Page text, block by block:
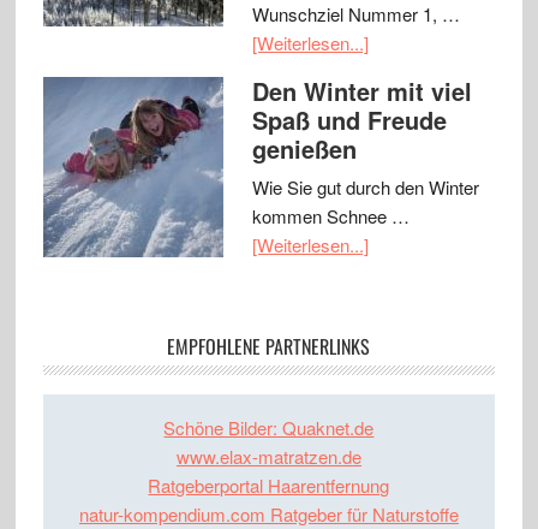
Wunschziel Nummer 1, …
[Weiterlesen...]
Den Winter mit viel
Spaß und Freude
genießen
Wie Sie gut durch den Winter
kommen Schnee …
[Weiterlesen...]
EMPFOHLENE PARTNERLINKS
Schöne Bilder: Quaknet.de
www.elax-matratzen.de
Ratgeberportal Haarentfernung
natur-kompendium.com Ratgeber für Naturstoffe